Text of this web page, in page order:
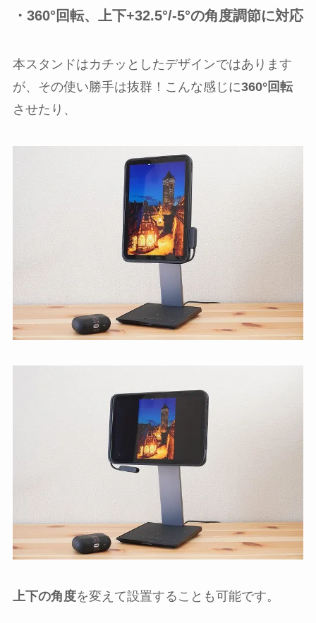
・360°回転、上下+32.5°/-5°の角度調節に対応
本スタンドはカチッとしたデザインではあります
が、その使い勝手は抜群！こんな感じに360°回転
させたり、
上下の角度を変えて設置することも可能です。